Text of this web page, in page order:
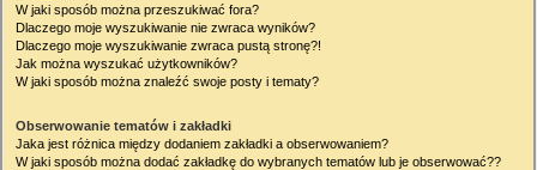
W jaki sposób można przeszukiwać fora?
Dlaczego moje wyszukiwanie nie zwraca wyników?
Dlaczego moje wyszukiwanie zwraca pustą stronę?!
Jak można wyszukać użytkowników?
W jaki sposób można znaleźć swoje posty i tematy?
Obserwowanie tematów i zakładki
Jaka jest różnica między dodaniem zakładki a obserwowaniem?
W jaki sposób można dodać zakładkę do wybranych tematów lub je obserwować??